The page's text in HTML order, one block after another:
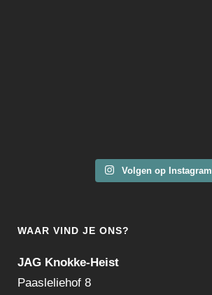
Volgen op Instagram
WAAR VIND JE ONS?
JAG Knokke-Heist
Paasleliehof 8